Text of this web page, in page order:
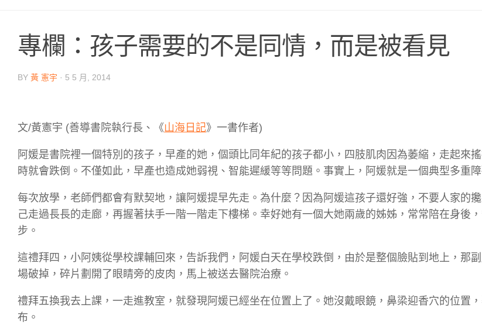
專欄：孩子需要的不是同情，而是被看見
BY 黃 憲宇 · 5 5 月, 2014
文/黃憲宇 (善導書院執行長、《山海日記》一書作者)
阿媛是書院裡一個特別的孩子，早產的她，個頭比同年紀的孩子都小，四肢肌肉因為萎縮，走起來
時就會跌倒。不僅如此，早產也造成她弱視、智能遲緩等等問題。事實上，阿媛就是一個典型多重障
每次放學，老師們都會有默契地，讓阿媛提早先走。為什麼？因為阿媛這孩子還好強，不要人家的
己走過長長的走廊，再握著扶手一階一階走下樓梯。幸好她有一個大她兩歲的姊姊，常常陪在身後
步。
這禮拜四，小阿姨從學校課輔回來，告訴我們，阿媛白天在學校跌倒，由於是整個臉貼到地上，那
場破掉，碎片劃開了眼睛旁的皮肉，馬上被送去醫院治療。
禮拜五換我去上課，一走進教室，就發現阿媛已經坐在位置上了。她沒戴眼鏡，鼻梁迎香穴的位置
布。